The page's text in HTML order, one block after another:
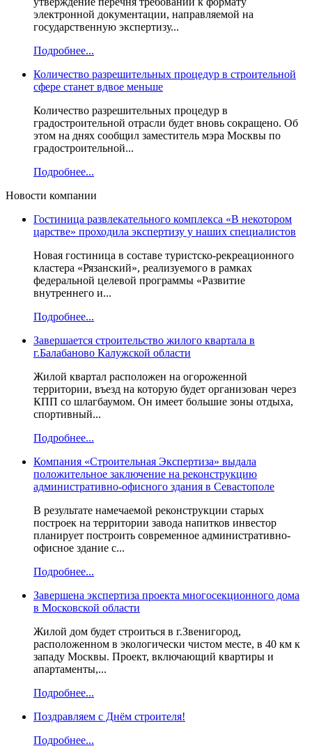
электронной документации, направляемой на
государственную экспертизу...
Подробнее...
Количество разрешительных процедур в строительной
сфере станет вдвое меньше
Количество разрешительных процедур в
градостроительной отрасли будет вновь сокращено. Об
этом на днях сообщил заместитель мэра Москвы по
градостроительной...
Подробнее...
Новости компании
Гостиница развлекательного комплекса «В некотором
царстве» проходила экспертизу у наших специалистов
Новая гостиница в составе туристско-рекреационного
кластера «Рязанский», реализуемого в рамках
федеральной целевой программы «Развитие
внутреннего и...
Подробнее...
Завершается строительство жилого квартала в
г.Балабаново Калужской области
Жилой квартал расположен на огороженной
территории, въезд на которую будет организован через
КПП со шлагбаумом. Он имеет большие зоны отдыха,
спортивный...
Подробнее...
Компания «Строительная Экспертиза» выдала
положительное заключение на реконструкцию
административно-офисного здания в Севастополе
В результате намечаемой реконструкции старых
построек на территории завода напитков инвестор
планирует построить современное административно-
офисное здание с...
Подробнее...
Завершена экспертиза проекта многосекционного дома
в Московской области
Жилой дом будет строиться в г.Звенигород,
расположенном в экологически чистом месте, в 40 км к
западу Москвы. Проект, включающий квартиры и
апартаменты,...
Подробнее...
Поздравляем с Днём строителя!
Подробнее...